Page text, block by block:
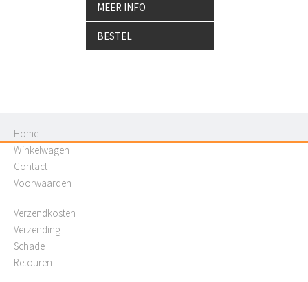
MEER INFO
BESTEL
Home
Winkelwagen
Contact
Voorwaarden
Verzendkosten
Verzending
Schade
Retouren